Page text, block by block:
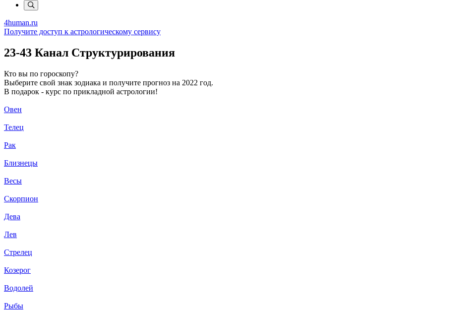
4human.ru
Получите доступ к астрологическому сервису
23-43 Канал Структурирования
Кто вы по гороскопу?
Выберите свой знак зодиака и получите прогноз на 2022 год.
В подарок - курс по прикладной астрологии!
Овен
Телец
Рак
Близнецы
Весы
Скорпион
Дева
Лев
Стрелец
Козерог
Водолей
Рыбы